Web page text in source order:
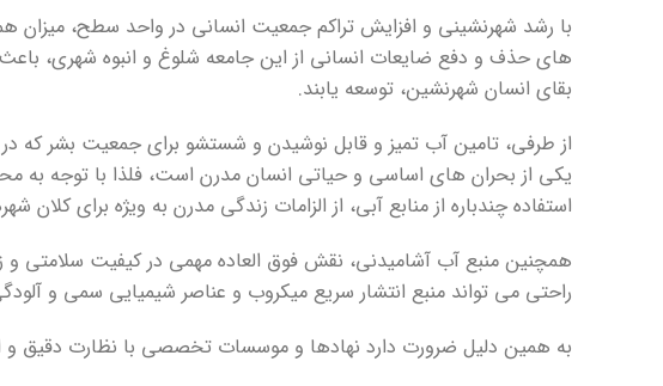
با رشد شهرنشینی و افزایش تراکم جمعیت انسانی در واحد سطح، میزان
های حذف و دفع ضایعات انسانی از این جامعه شلوغ و انبوه شهری،
بقای انسان شهرنشین، توسعه یابند.
از طرفی، تامین آب تمیز و قابل نوشیدن و شستشو برای جمعیت بشر
یکی از بحران های اساسی و حیاتی انسان مدرن است، فلذا با توجه به
استفاده چندباره از منابع آبی، از الزامات زندگی مدرن به ویژه برای کلان
همچنین منبع آب آشامیدنی، نقش فوق العاده مهمی در کیفیت سلامتی
راحتی می تواند منبع انتشار سریع میکروب و عناصر شیمیایی سمی و
به همین دلیل ضرورت دارد نهادها و موسسات تخصصی با نظارت دقیق و